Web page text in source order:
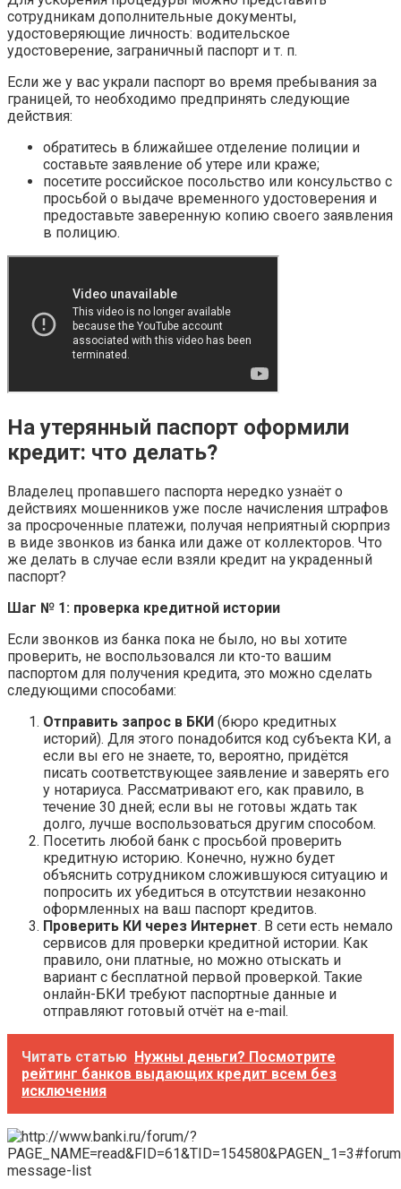
сотрудникам дополнительные документы,
удостоверяющие личность: водительское
удостоверение, заграничный паспорт и т. п.
Если же у вас украли паспорт во время пребывания за
границей, то необходимо предпринять следующие
действия:
обратитесь в ближайшее отделение полиции и
составьте заявление об утере или краже;
посетите российское посольство или консульство с
просьбой о выдаче временного удостоверения и
предоставьте заверенную копию своего заявления
в полицию.
На утерянный паспорт оформили
кредит: что делать?
Владелец пропавшего паспорта нередко узнаёт о
действиях мошенников уже после начисления штрафов
за просроченные платежи, получая неприятный сюрприз
в виде звонков из банка или даже от коллекторов. Что
же делать в случае если взяли кредит на украденный
паспорт?
Шаг № 1: проверка кредитной истории
Если звонков из банка пока не было, но вы хотите
проверить, не воспользовался ли кто-то вашим
паспортом для получения кредита, это можно сделать
следующими способами:
Отправить запрос в БКИ (бюро кредитных
историй). Для этого понадобится код субъекта КИ, а
если вы его не знаете, то, вероятно, придётся
писать соответствующее заявление и заверять его
у нотариуса. Рассматривают его, как правило, в
течение 30 дней; если вы не готовы ждать так
долго, лучше воспользоваться другим способом.
Посетить любой банк с просьбой проверить
кредитную историю. Конечно, нужно будет
объяснить сотрудником сложившуюся ситуацию и
попросить их убедиться в отсутствии незаконно
оформленных на ваш паспорт кредитов.
Проверить КИ через Интернет. В сети есть немало
сервисов для проверки кредитной истории. Как
правило, они платные, но можно отыскать и
вариант с бесплатной первой проверкой. Такие
онлайн-БКИ требуют паспортные данные и
отправляют готовый отчёт на e-mail.
Читать статью Нужны деньги? Посмотрите
рейтинг банков выдающих кредит всем без
исключения